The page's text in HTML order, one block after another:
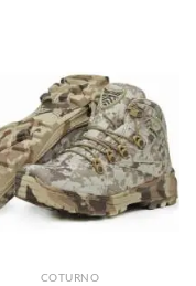
COTURNO